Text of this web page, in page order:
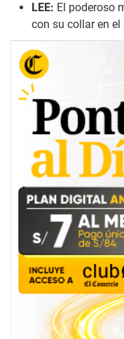
LEE: El poderoso
con su collar en